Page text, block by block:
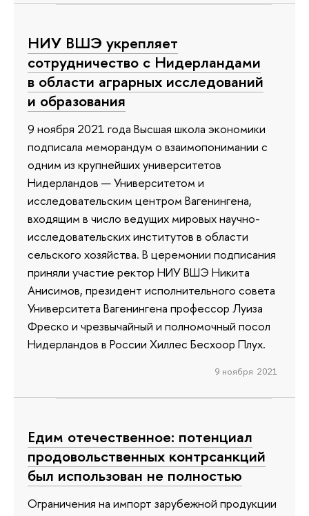
НИУ ВШЭ укрепляет
сотрудничество с Нидерландами
в области аграрных исследований
и образования
9 ноября 2021 года Высшая школа экономики
подписала меморандум о взаимопонимании с
одним из крупнейших университетов
Нидерландов — Университетом и
исследовательским центром Вагенингена,
входящим в число ведущих мировых научно-
исследовательских институтов в области
сельского хозяйства. В церемонии подписания
приняли участие ректор НИУ ВШЭ Никита
Анисимов, президент исполнительного совета
Университета Вагенингена профессор Луиза
Фреско и чрезвычайный и полномочный посол
Нидерландов в России Хиллес Бесхоор Плух.
9 ноября 2021
Едим отечественное: потенциал
продовольственных контрсанкций
был использован не полностью
Ограничения на импорт зарубежной продукции